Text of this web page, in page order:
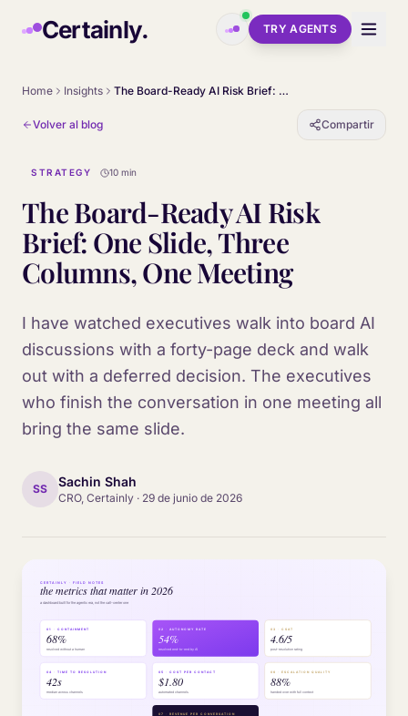
Certainly. TRY AGENTS
Home Insights The Board-Ready AI Risk Brief: One Slide, Three Columns, One Meeting
Volver al blog Compartir
STRATEGY 10 min
The Board-Ready AI Risk
Brief: One Slide, Three
Columns, One Meeting
I have watched executives walk into board AI
discussions with a forty-page deck and walk
out with a deferred decision. The executives
who finish the conversation in one meeting all
bring the same slide.
SS Sachin Shah
CRO, Certainly · 29 de junio de 2026